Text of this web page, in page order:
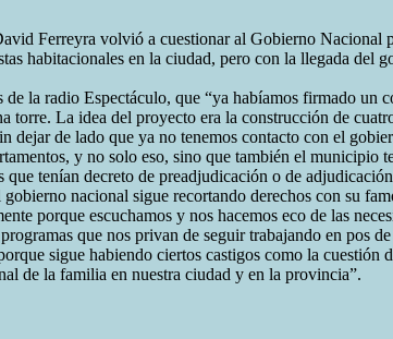
Ferreyra volvió a cuestionar al Gobierno
habitacionales en la ciudad, pero con la llegada
la radio Espectáculo, que “ya habíamos firmado un
La idea del proyecto era la construcción de
dejar de lado que ya no tenemos contacto con el
y no solo eso, sino que también el
tenían decreto de preadjudicación o de
nacional sigue recortando derechos con su
porque escuchamos y nos hacemos eco de las
que nos privan de seguir trabajando en pos
sigue habiendo ciertos castigos como la cuestión
de la familia en nuestra ciudad y en la provincia”.